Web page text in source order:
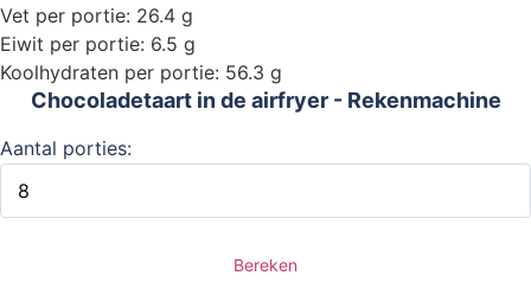
Vet per portie: 26.4 g
Eiwit per portie: 6.5 g
Koolhydraten per portie: 56.3 g
Chocoladetaart in de airfryer - Rekenmachine
Aantal porties:
Bereken